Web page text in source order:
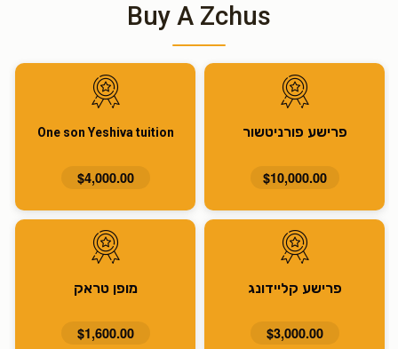
Buy A Zchus
פרישע פורניטשור
$10,000.00
One son Yeshiva tuition
$4,000.00
פרישע קליידונג
$3,000.00
מופן טראק
$1,600.00